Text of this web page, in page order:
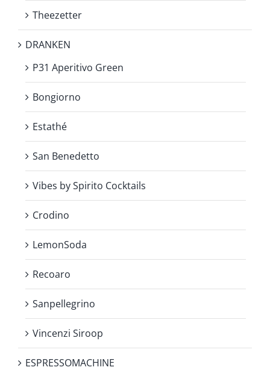
Theezetter
DRANKEN
P31 Aperitivo Green
Bongiorno
Estathé
San Benedetto
Vibes by Spirito Cocktails
Crodino
LemonSoda
Recoaro
Sanpellegrino
Vincenzi Siroop
ESPRESSOMACHINE